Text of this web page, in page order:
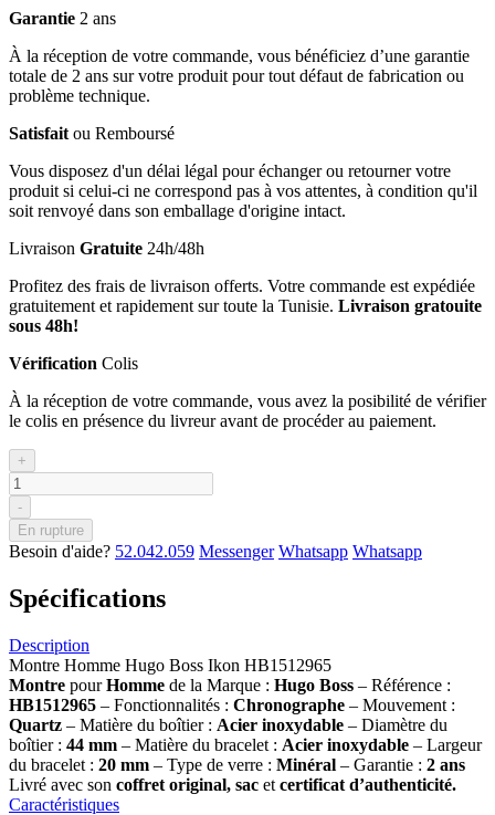
Garantie 2 ans
À la réception de votre commande, vous bénéficiez d’une garantie
totale de 2 ans sur votre produit pour tout défaut de fabrication ou
problème technique.
Satisfait ou Remboursé
Vous disposez d'un délai légal pour échanger ou retourner votre
produit si celui-ci ne correspond pas à vos attentes, à condition qu'il
soit renvoyé dans son emballage d'origine intact.
Livraison Gratuite 24h/48h
Profitez des frais de livraison offerts. Votre commande est expédiée
gratuitement et rapidement sur toute la Tunisie. Livraison gratouite
sous 48h!
Vérification Colis
À la réception de votre commande, vous avez la posibilité de vérifier
le colis en présence du livreur avant de procéder au paiement.
+
-
En rupture
Besoin d'aide? 52.042.059 Messenger Whatsapp Whatsapp
Spécifications
Description
Montre Homme Hugo Boss Ikon HB1512965
Montre pourHomme de la Marque : Hugo Boss – Référence :
HB1512965 – Fonctionnalités : Chronographe – Mouvement :
Quartz – Matière du boîtier : Acier inoxydable – Diamètre du
boîtier : 44 mm – Matière du bracelet : Acier inoxydable – Largeur
du bracelet : 20 mm – Type de verre : Minéral – Garantie : 2 ans
Livré avec son coffret original, sac et certificat d’authenticité.
Caractéristiques